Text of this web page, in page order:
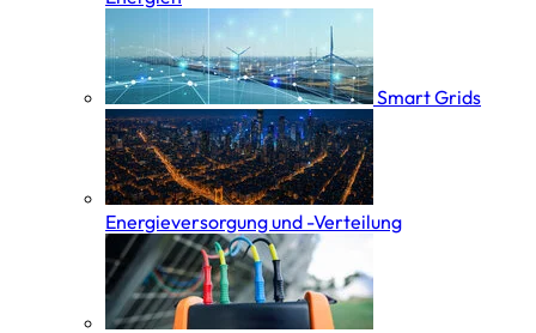
Smart Grids
Energieversorgung und -Verteilung